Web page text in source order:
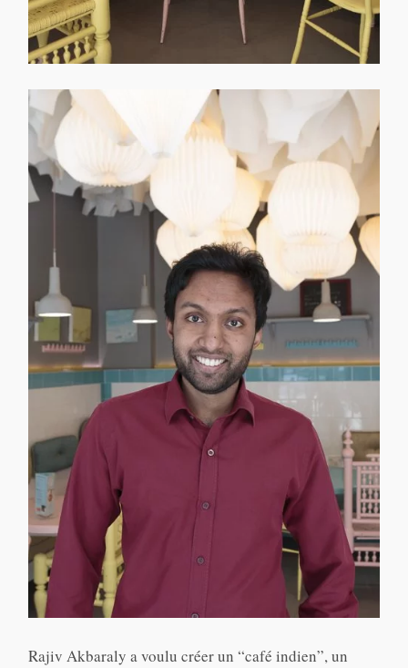
Rajiv Akbaraly a voulu créer un “café indien”, un